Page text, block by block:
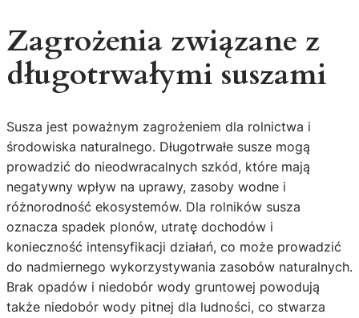
Zagrożenia związane z
długotrwałymi suszami
Susza jest poważnym zagrożeniem dla rolnictwa i
środowiska naturalnego. Długotrwałe susze mogą
prowadzić do nieodwracalnych szkód, które mają
negatywny wpływ na uprawy, zasoby wodne i
różnorodność ekosystemów. Dla rolników susza
oznacza spadek plonów, utratę dochodów i
konieczność intensyfikacji działań, co może prowadzić
do nadmiernego wykorzystywania zasobów naturalnych.
Brak opadów i niedobór wody gruntowej powodują
także niedobór wody pitnej dla ludności, co stwarza